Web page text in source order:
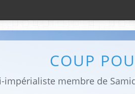
COUP
impérialiste membre de